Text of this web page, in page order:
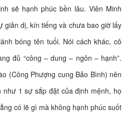
sẽ hạnh phúc bền lâu. Viên Minh
giản dị, kín tiếng và chưa bao giờ lấy
bóng tên tuổi. Nói cách khác, cô
đủ “công – dung – ngôn – hạnh”.
(Công Phượng cung Bảo Bình) nên
như 1 sự sắp đặt của định mệnh, họ
có lẽ gì mà không hạnh phúc suốt